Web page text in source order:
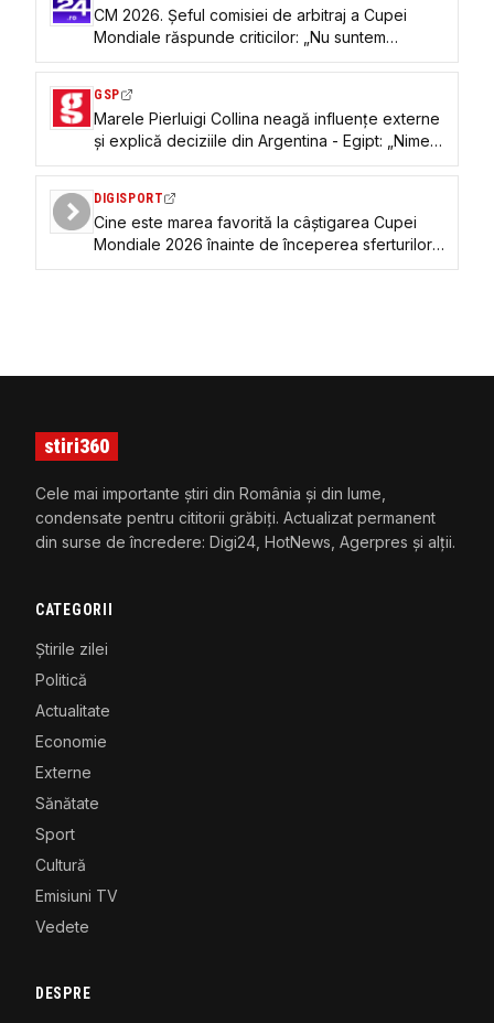
CM 2026. Șeful comisiei de arbitraj a Cupei
Mondiale răspunde criticilor: „Nu suntem
influențați de nimeni”
GSP
Marele Pierluigi Collina neagă influențe externe
și explică deciziile din Argentina - Egipt: „Nimeni
nu poate pune la îndoială integritatea lor”
DIGISPORT
Cine este marea favorită la câștigarea Cupei
Mondiale 2026 înainte de începerea sferturilor
de finală
stiri360
Cele mai importante știri din România și din lume,
condensate pentru cititorii grăbiți. Actualizat permanent
din surse de încredere: Digi24, HotNews, Agerpres și alții.
CATEGORII
Știrile zilei
Politică
Actualitate
Economie
Externe
Sănătate
Sport
Cultură
Emisiuni TV
Vedete
DESPRE